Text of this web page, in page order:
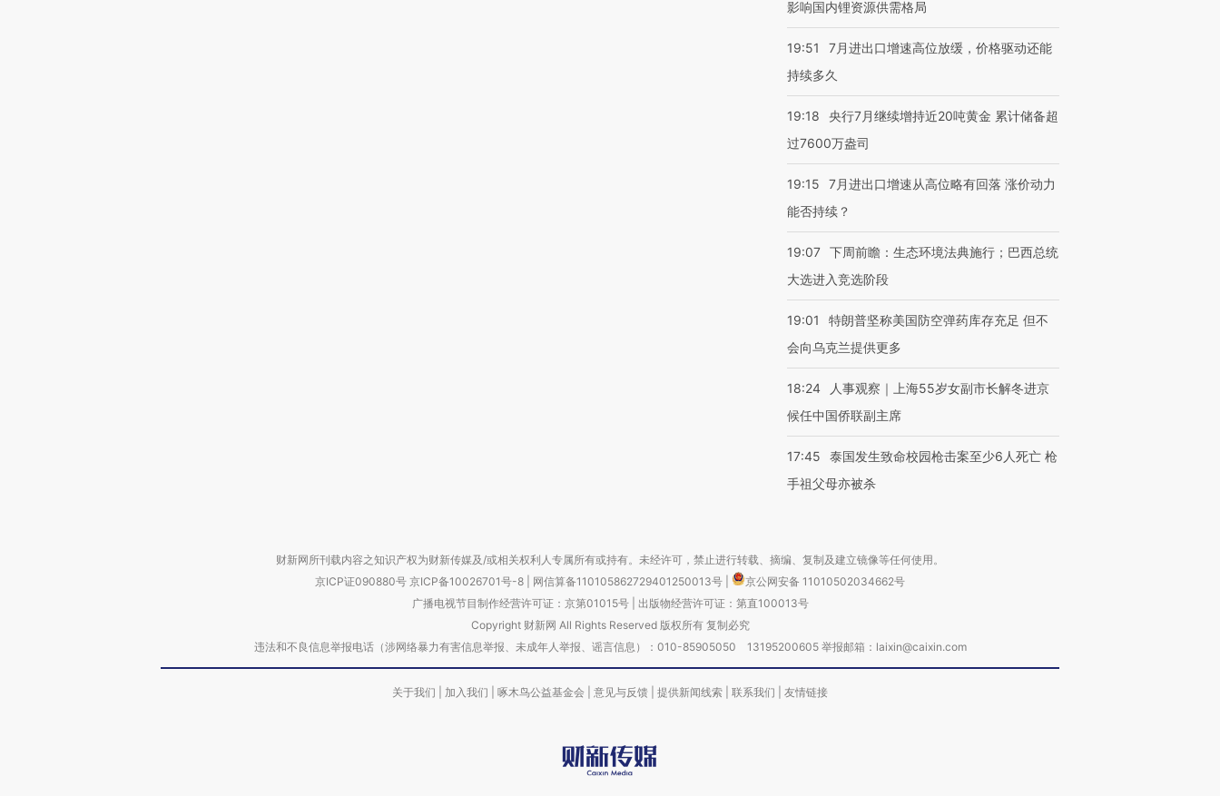
影响国内锂资源供需格局
19:51
7月进出口增速高位放缓，价格驱动还能
持续多久
19:18
央行7月继续增持近20吨黄金 累计储备超
过7600万盎司
19:15
7月进出口增速从高位略有回落 涨价动力
能否持续？
19:07 下周前瞻：生态环境法典施行；巴西总统
大选进入竞选阶段
19:01
特朗普坚称美国防空弹药库存充足 但不
会向乌克兰提供更多
18:24
人事观察｜上海55岁女副市长解冬进京
候任中国侨联副主席
17:45
泰国发生致命校园枪击案至少6人死亡 枪
手祖父母亦被杀
财新网所刊载内容之知识产权为财新传媒及/或相关权利人专属所有或持有。未经许可，禁止进行转载、摘编、复制及建立镜像等任何使用。
京ICP证090880号 京ICP备10026701号-8 网信算备110105862729401250013号
京公网安备 11010502034662号
广播电视节目制作经营许可证：京第01015号| 出版物经营许可证：第直100013号
Copyright 财新网 All Rights Reserved 版权所有 复制必究
违法和不良信息举报电话（涉网络暴力有害信息举报、未成年人举报、谣言信息）：010-85905050 13195200605 举报邮箱：laixin@caixin.com
关于我们 加入我们 啄木鸟公益基金会 意见与反馈 提供新闻线索 联系我们 友情链接